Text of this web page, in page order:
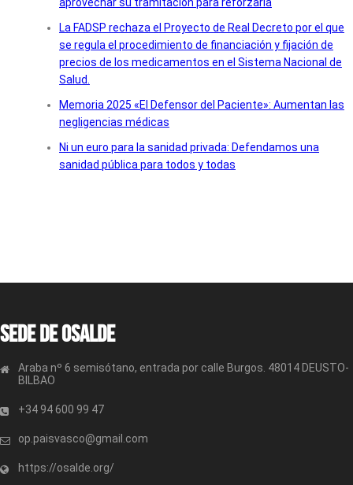
La FADSP rechaza el Proyecto de Real Decreto por el que
se regula el procedimiento de financiación y fijación de
precios de los medicamentos en el Sistema Nacional de
Salud.
Memoria 2025 «El Defensor del Paciente»: Aumentan las
negligencias médicas
Ni un euro para la sanidad privada: Defendamos una
sanidad pública para todos y todas
Sede de OSALDE
Araba nº 6 semisótano, entrada por calle Burgos. 48014 DEUSTO-
BILBAO
+34 94 600 99 47
op.paisvasco@gmail.com
https://osalde.org/